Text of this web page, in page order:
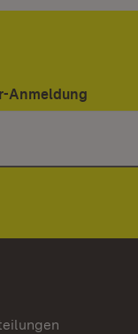
Anmeldung